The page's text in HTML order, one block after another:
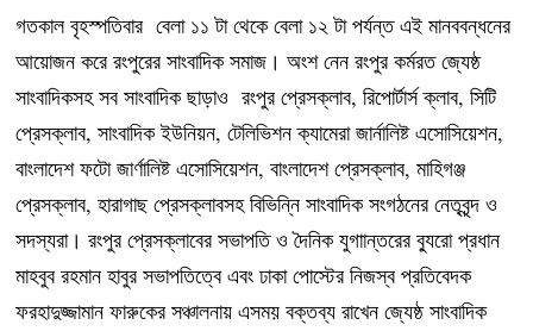
গতকাল বৃহস্পতিবার বেলা ১১ টা থেকে বেলা ১২ টা পর্যন্ত এই মানববন্ধনের
আয়োজন করে রংপুরের সাংবাদিক সমাজ। অংশ নেন রংপুর কর্মরত জ্যেষ্ঠ
সাংবাদিকসহ সব সাংবাদিক ছাড়াও রংপুর প্রেসক্লাব, রিপোর্টার্স ক্লাব, সিটি
প্রেসক্লাব, সাংবাদিক ইউনিয়ন, টেলিভিশন ক্যামেরা জার্নালিষ্ট এসোসিয়েশন,
বাংলাদেশ ফটো জার্ণালিষ্ট এসোসিয়েশন, বাংলাদেশ প্রেসক্লাব, মাহিগঞ্জ
প্রেসক্লাব, হারাগাছ প্রেসক্লাবসহ বিভিন্নি সাংবাদিক সংগঠনের নেতৃবৃন্দ ও
সদস্যরা। রংপুর প্রেসক্লাবের সভাপতি ও দৈনিক যুগাান্তরের ব্যুরো প্রধান
মাহবুব রহমান হাবুর সভাপতিত্বে এবং ঢাকা পোস্টের নিজস্ব প্রতিবেদক
ফরহাদুজ্জামান ফারুকের সঞ্চালনায় এসময় বক্তব্য রাখেন জ্যেষ্ঠ সাংবাদিক